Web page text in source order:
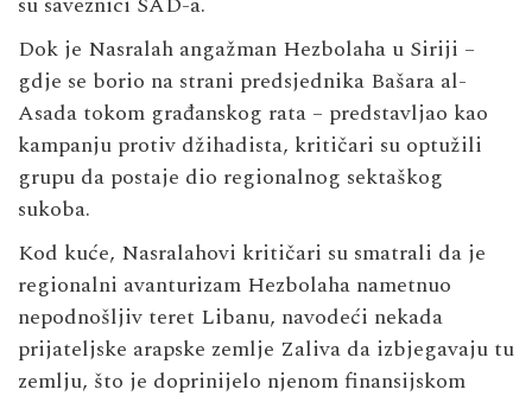
Dok je Nasralah angažman Hezbolaha u Siriji –
gdje se borio na strani predsjednika Bašara al-
Asada tokom građanskog rata – predstavljao kao
kampanju protiv džihadista, kritičari su optužili
grupu da postaje dio regionalnog sektaškog
sukoba.
Kod kuće, Nasralahovi kritičari su smatrali da je
regionalni avanturizam Hezbolaha nametnuo
nepodnošljiv teret Libanu, navodeći nekada
prijateljske arapske zemlje Zaliva da izbjegavaju tu
zemlju, što je doprinijelo njenom finansijskom